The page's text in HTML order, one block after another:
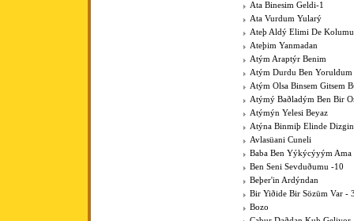
Ata Binesim Geldi-1
Ata Vurdum Yularý
Ateþ Aldý Elimi De Kolumu
Ateþim Yanmadan
Atým Araptýr Benim
Atým Durdu Ben Yoruldum
Atým Olsa Binsem Gitsem
Atýmý Baðladým Ben Bir
Atýmýn Yelesi Beyaz
Atýna Binmiþ Elinde
Avlasüani Cuneli
Baba Ben Yýkýcýyým
Ben Seni Sevduðumu -10
Beþer'in Ardýndan
Bir Yiðide Bir Sözüm Var -
Bozo